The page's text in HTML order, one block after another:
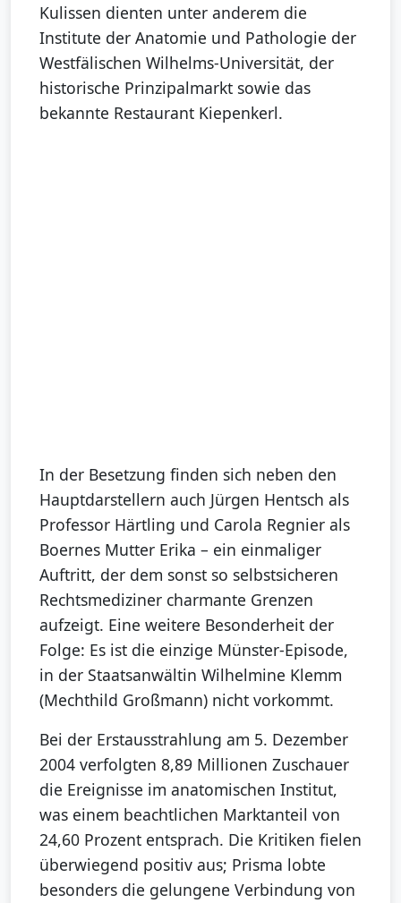
Kulissen dienten unter anderem die
Institute der Anatomie und Pathologie der
Westfälischen Wilhelms-Universität, der
historische Prinzipalmarkt sowie das
bekannte Restaurant Kiepenkerl.
In der Besetzung finden sich neben den
Hauptdarstellern auch Jürgen Hentsch als
Professor Härtling und Carola Regnier als
Boernes Mutter Erika – ein einmaliger
Auftritt, der dem sonst so selbstsicheren
Rechtsmediziner charmante Grenzen
aufzeigt. Eine weitere Besonderheit der
Folge: Es ist die einzige Münster-Episode,
in der Staatsanwältin Wilhelmine Klemm
(Mechthild Großmann) nicht vorkommt.
Bei der Erstausstrahlung am 5. Dezember
2004 verfolgten 8,89 Millionen Zuschauer
die Ereignisse im anatomischen Institut,
was einem beachtlichen Marktanteil von
24,60 Prozent entsprach. Die Kritiken fielen
überwiegend positiv aus; Prisma lobte
besonders die gelungene Verbindung von